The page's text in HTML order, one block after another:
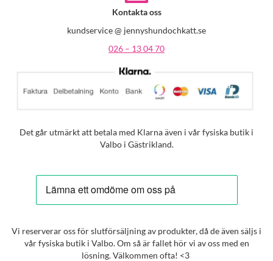
Kontakta oss
kundservice @ jennyshundochkatt.se
026 – 13 04 70
Det går utmärkt att betala med Klarna även i vår fysiska butik i
Valbo i Gästrikland.
Vi reserverar oss för slutförsäljning av produkter, då de även säljs i
vår fysiska butik i Valbo. Om så är fallet hör vi av oss med en
lösning. Välkommen ofta! <3